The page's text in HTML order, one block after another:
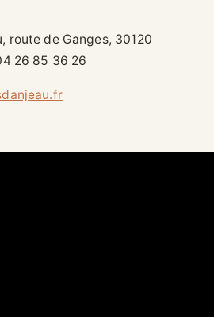
route de Ganges, 30120
26 85 36 26